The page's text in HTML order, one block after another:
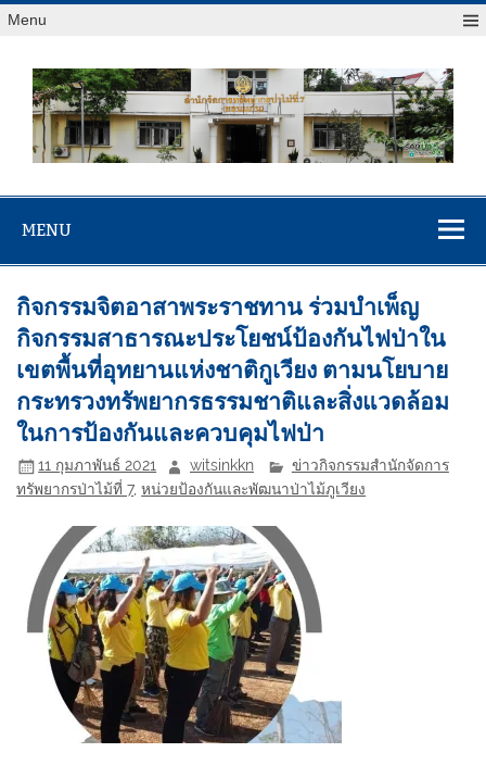
Menu
สจป.ที่ 7
(ขอนแก่น)
MENU
กิจกรรมจิตอาสาพระราชทาน ร่วมบำเพ็ญ
กิจกรรมสาธารณะประโยชน์ป้องกันไฟป่าใน
เขตพื้นที่อุทยานแห่งชาติกูเวียง ตามนโยบาย
กระทรวงทรัพยากรธรรมชาติและสิ่งแวดล้อม
ในการป้องกันและควบคุมไฟป่า
11 กุมภาพันธ์ 2021 witsinkkn
ข่าวกิจกรรมสำนักจัดการ
ทรัพยากรป่าไม้ที่ 7,หน่วยป้องกันและพัฒนาป่าไม้ภูเวียง